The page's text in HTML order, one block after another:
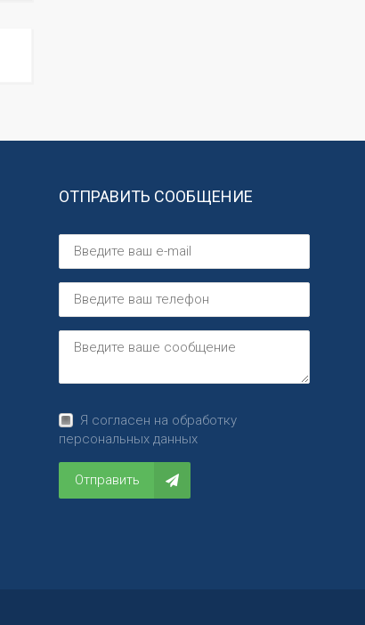
ОТПРАВИТЬ СООБЩЕНИЕ
Я согласен на обработку
персональных данных
Отправить